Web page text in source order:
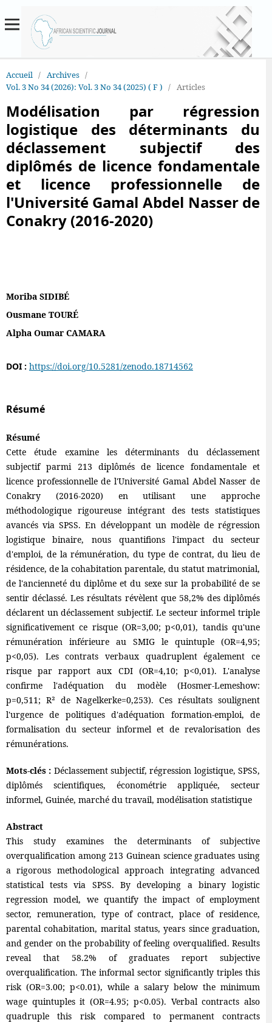
Accueil / Archives /
Vol. 3 No 34 (2026): Vol. 3 No 34 (2025) ( F ) / Articles
Modélisation par régression
logistique des déterminants du
déclassement subjectif des
diplômés de licence fondamentale
et licence professionnelle de
l'Université Gamal Abdel Nasser de
Conakry (2016-2020)
Moriba SIDIBÉ
Ousmane TOURÉ
Alpha Oumar CAMARA
DOI : https://doi.org/10.5281/zenodo.18714562
Résumé
Résumé
Cette étude examine les déterminants du déclassement
subjectif parmi 213 diplômés de licence fondamentale et
licence professionnelle de l'Université Gamal Abdel Nasser de
Conakry (2016-2020) en utilisant une approche
méthodologique rigoureuse intégrant des tests statistiques
avancés via SPSS. En développant un modèle de régression
logistique binaire, nous quantifions l'impact du secteur
d'emploi, de la rémunération, du type de contrat, du lieu de
résidence, de la cohabitation parentale, du statut matrimonial,
de l'ancienneté du diplôme et du sexe sur la probabilité de se
sentir déclassé. Les résultats révèlent que 58,2% des diplômés
déclarent un déclassement subjectif. Le secteur informel triple
significativement ce risque (OR=3,00; p<0,01), tandis qu'une
rémunération inférieure au SMIG le quintuple (OR=4,95;
p<0,05). Les contrats verbaux quadruplent également ce
risque par rapport aux CDI (OR=4,10; p<0,01). L'analyse
confirme l'adéquation du modèle (Hosmer-Lemeshow:
p=0,511; R² de Nagelkerke=0,253). Ces résultats soulignent
l'urgence de politiques d'adéquation formation-emploi, de
formalisation du secteur informel et de revalorisation des
rémunérations.
Mots-clés : Déclassement subjectif, régression logistique, SPSS,
diplômés scientifiques, économétrie appliquée, secteur
informel, Guinée, marché du travail, modélisation statistique
Abstract
This study examines the determinants of subjective
overqualification among 213 Guinean science graduates using
a rigorous methodological approach integrating advanced
statistical tests via SPSS. By developing a binary logistic
regression model, we quantify the impact of employment
sector, remuneration, type of contract, place of residence,
parental cohabitation, marital status, years since graduation,
and gender on the probability of feeling overqualified. Results
reveal that 58.2% of graduates report subjective
overqualification. The informal sector significantly triples this
risk (OR=3.00; p<0.01), while a salary below the minimum
wage quintuples it (OR=4.95; p<0.05). Verbal contracts also
quadruple this risk compared to permanent contracts